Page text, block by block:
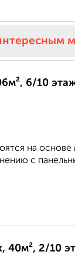
6/10
на
с
40м², 2/10